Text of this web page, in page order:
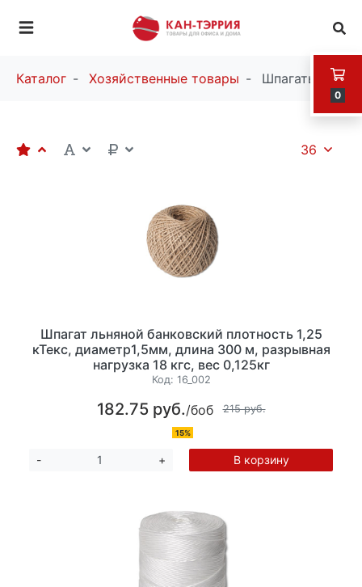
0
Каталог Хозяйственные товары Шпагаты
36
Шпагат льняной банковский плотность 1,25
кТекс, диаметр1,5мм, длина 300 м, разрывная
нагрузка 18 кгс, вес 0,125кг
Код: 16_002
182.75 руб./боб 215 руб.
15%
- + В корзину